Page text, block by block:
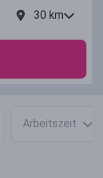
30 km
Arbeitszeit